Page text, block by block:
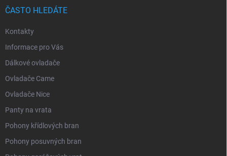
ČASTO HLEDÁTE
Kontakty
Informace pro Vás
Dálkové ovladače
Ovladače Came
Ovladače Nice
Panty na vrata
Pohony křídlových bran
Pohony posuvných bran